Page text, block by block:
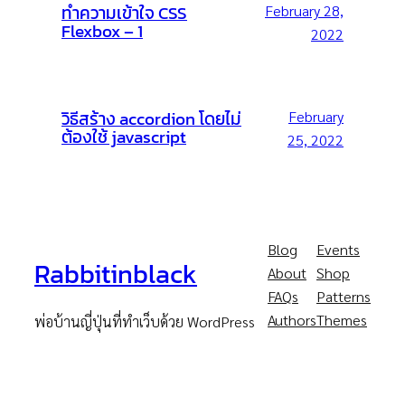
ทำความเข้าใจ CSS
Flexbox – 1
February 28,
2022
วิธีสร้าง accordion โดยไม่
ต้องใช้ javascript
February
25, 2022
Rabbitinblack
พ่อบ้านญี่ปุ่นที่ทำเว็บด้วย WordPress
Blog
About
FAQs
Authors
Events
Shop
Patterns
Themes